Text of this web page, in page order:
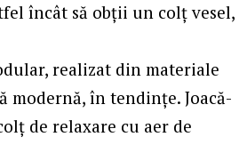
încât să obții un colț vesel,
realizat din materiale
modernă, în tendințe. Joacă-
de relaxare cu aer de